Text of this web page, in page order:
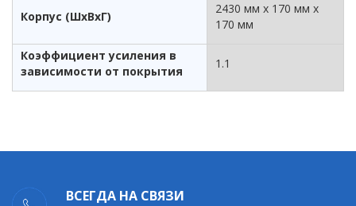
Корпус (ШхВхГ)
2430 мм x 170 мм x
170 мм
Коэффициент усиления в
зависимости от покрытия
1.1
ВСЕГДА НА СВЯЗИ